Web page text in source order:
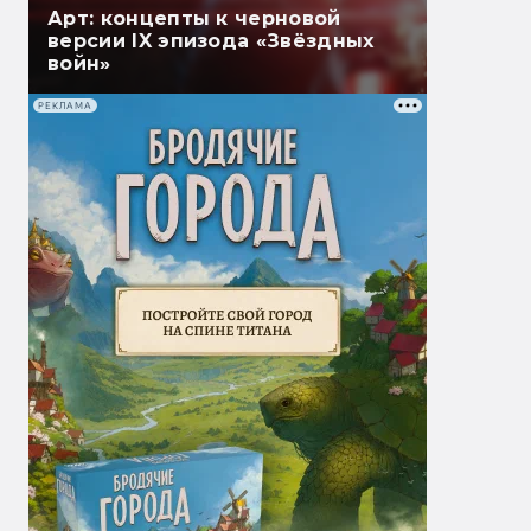
Арт: концепты к черновой
версии IX эпизода «Звёздных
войн»
РЕКЛАМА